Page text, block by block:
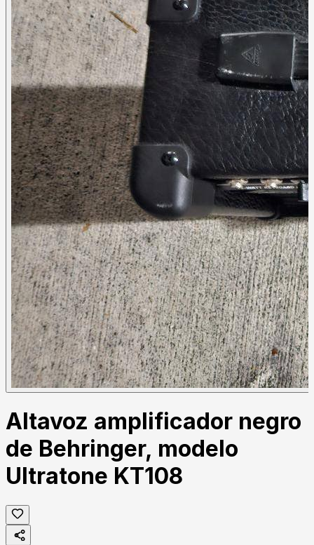
Altavoz amplificador negro
de Behringer, modelo
Ultratone KT108